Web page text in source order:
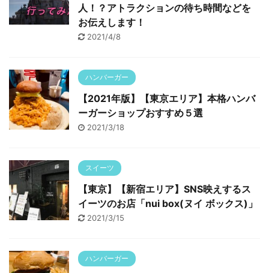
人！？アトラクションの待ち時間などを
お伝えします！
2021/4/8
ハンバーガー
【2021年版】【東京エリア】本格ハンバ
ーガーショップおすすめ５選
2021/3/18
スイーツ
【東京】【新宿エリア】SNS映えするス
イーツのお店「nui box(ヌイ ボックス)」
2021/3/15
ハンバーガー